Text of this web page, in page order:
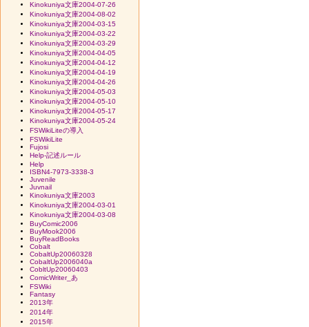
Kinokuniya文庫2004-07-26
Kinokuniya文庫2004-08-02
Kinokuniya文庫2004-03-15
Kinokuniya文庫2004-03-22
Kinokuniya文庫2004-03-29
Kinokuniya文庫2004-04-05
Kinokuniya文庫2004-04-12
Kinokuniya文庫2004-04-19
Kinokuniya文庫2004-04-26
Kinokuniya文庫2004-05-03
Kinokuniya文庫2004-05-10
Kinokuniya文庫2004-05-17
Kinokuniya文庫2004-05-24
FSWikiLiteの導入
FSWikiLite
Fujosi
Help-記述ルール
Help
ISBN4-7973-3338-3
Juvenile
Juvnail
Kinokuniya文庫2003
Kinokuniya文庫2004-03-01
Kinokuniya文庫2004-03-08
BuyComic2006
BuyMook2006
BuyReadBooks
Cobalt
CobaltUp20060328
CobaltUp2006040a
CobltUp20060403
ComicWriter_あ
FSWiki
Fantasy
2013年
2014年
2015年